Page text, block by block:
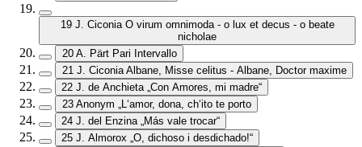
19 J. Ciconia O virum omnimoda - o lux et decus - o beate
nicholae
20 A. Pärt Pari Intervallo
21 J. Ciconia Albane, Misse celitus - Albane, Doctor maxime
22 J. de Anchieta „Con Amores, mi madre“
23 Anonym „L‘amor, dona, ch‘ito te porto
24 J. del Enzina „Más vale trocar“
25 J. Almorox „O, dichoso i desdichado!“